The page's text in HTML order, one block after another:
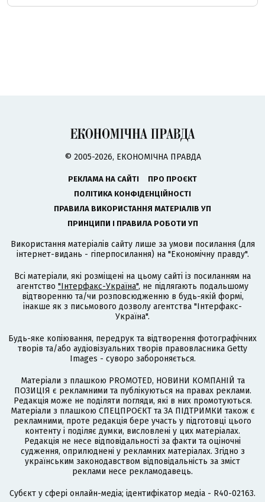
© 2005-2026, ЕКОНОМІЧНА ПРАВДА
РЕКЛАМА НА САЙТІ
ПРО ПРОЄКТ
ПОЛІТИКА КОНФІДЕНЦІЙНОСТІ
ПРАВИЛА ВИКОРИСТАННЯ МАТЕРІАЛІВ УП
ПРИНЦИПИ І ПРАВИЛА РОБОТИ УП
Використання матеріалів сайту лише за умови посилання (для
інтернет-видань - гіперпосилання) на "Економічну правду".
Всі матеріали, які розміщені на цьому сайті із посиланням на
агентство "Інтерфакс-Україна", не підлягають подальшому
відтворенню та/чи розповсюдженню в будь-якій формі,
інакше як з письмового дозволу агентства "Інтерфакс-
Україна".
Будь-яке копіювання, передрук та відтворення фотографічних
творів та/або аудіовізуальних творів правовласника Getty
Images - суворо забороняється.
Матеріали з плашкою PROMOTED, НОВИНИ КОМПАНІЙ та
ПОЗИЦІЯ є рекламними та публікуються на правах реклами.
Редакція може не поділяти погляди, які в них промотуються.
Матеріали з плашкою СПЕЦПРОЄКТ та ЗА ПІДТРИМКИ також є
рекламними, проте редакція бере участь у підготовці цього
контенту і поділяє думки, висловлені у цих матеріалах.
Редакція не несе відповідальності за факти та оціночні
судження, оприлюднені у рекламних матеріалах. Згідно з
українським законодавством відповідальність за зміст
реклами несе рекламодавець.
Cубєкт у сфері онлайн-медіа; ідентифікатор медіа - R40-02163.